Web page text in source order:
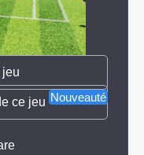
Nouveauté
ce jeu